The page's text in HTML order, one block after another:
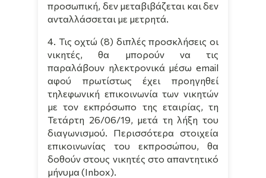
προσωπική, δεν μεταβιβάζεται και δεν
ανταλλάσσεται με μετρητά.
4. Τις οχτώ (8) διπλές προσκλήσεις οι
νικητές, θα μπορούν να τις
παραλάβουν ηλεκτρονικά μέσω email
αφού πρωτίστως έχει προηγηθεί
τηλεφωνική επικοινωνία των νικητών
με τον εκπρόσωπο της εταιρίας, τη
Τετάρτη 26/06/19, μετά τη λήξη του
διαγωνισμού. Περισσότερα στοιχεία
επικοινωνίας του εκπροσώπου, θα
δοθούν στους νικητές στο απαντητικό
μήνυμα (Inbox).